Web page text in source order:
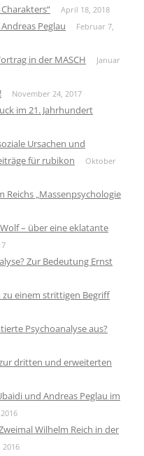
April 18, 2018
Peglau
Februar 7,
in der MASCH
Januar
November 24, 2017
im 21. Jahrhundert
Ursachen und
für rubikon
Oktober
Reichs „Massenpsychologie
– über eine eklatante
Zur Bedeutung Ernst
zu einem strittigen Begriff
Psychoanalyse aus?
dritten und erweiterten
und Andreas Peglau im
Wilhelm Reich in der
2016